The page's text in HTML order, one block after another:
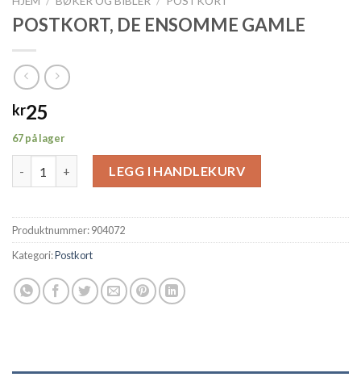
POSTKORT, DE ENSOMME GAMLE
kr25
67 på lager
LEGG I HANDLEKURV
Produktnummer:904072
Kategori:Postkort